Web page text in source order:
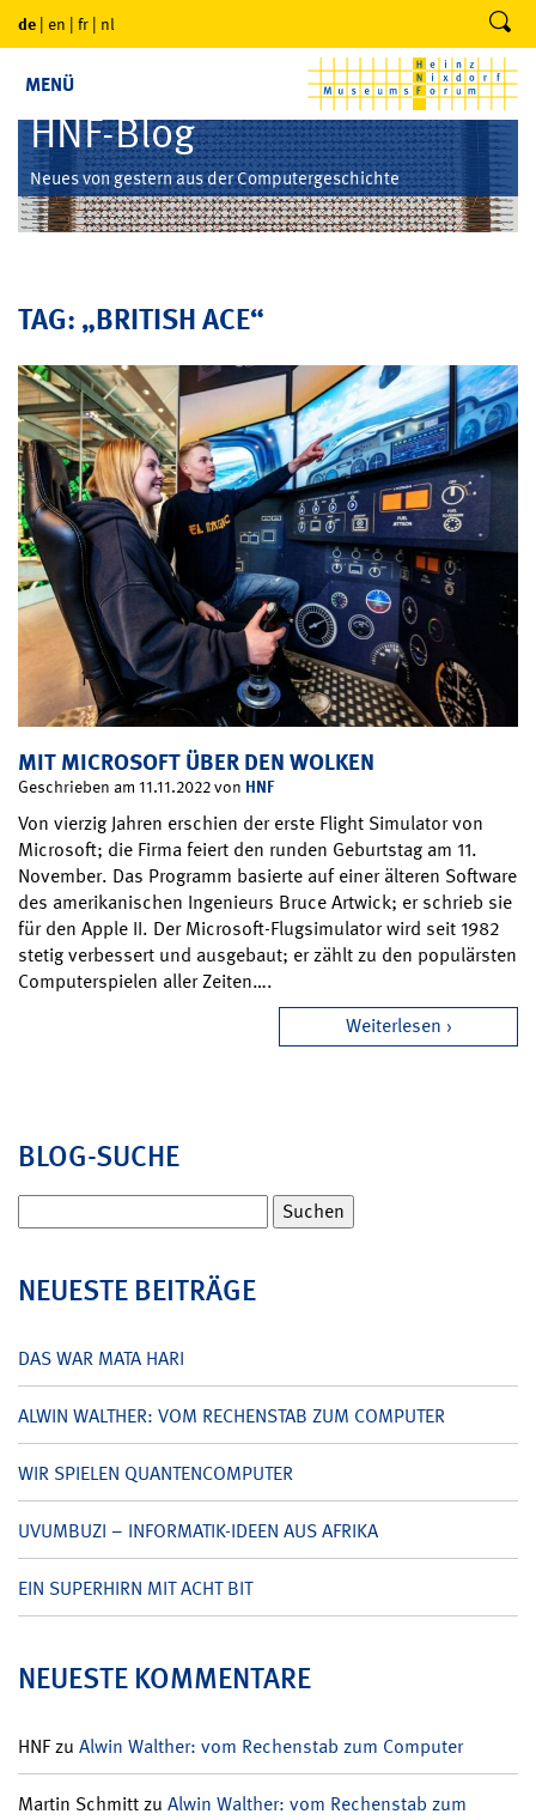
de | en | fr | nl
MENÜ
HNF-Blog
Neues von gestern aus der Computergeschichte
TAG: „BRITISH ACE“
MIT MICROSOFT ÜBER DEN WOLKEN
Geschrieben am 11.11.2022 von HNF
Von vierzig Jahren erschien der erste Flight Simulator von
Microsoft; die Firma feiert den runden Geburtstag am 11.
November. Das Programm basierte auf einer älteren Software
des amerikanischen Ingenieurs Bruce Artwick; er schrieb sie
für den Apple II. Der Microsoft-Flugsimulator wird seit 1982
stetig verbessert und ausgebaut; er zählt zu den populärsten
Computerspielen aller Zeiten….
Weiterlesen
BLOG-SUCHE
nach:
NEUESTE BEITRÄGE
DAS WAR MATA HARI
ALWIN WALTHER: VOM RECHENSTAB ZUM COMPUTER
WIR SPIELEN QUANTENCOMPUTER
UVUMBUZI – INFORMATIK-IDEEN AUS AFRIKA
EIN SUPERHIRN MIT ACHT BIT
NEUESTE KOMMENTARE
HNFzu Alwin Walther: vom Rechenstab zum Computer
Martin Schmittzu Alwin Walther: vom Rechenstab zum